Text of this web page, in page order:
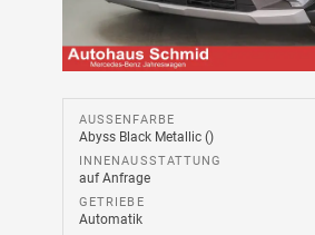
AUSSENFARBE
Abyss Black Metallic ()
INNENAUSSTATTUNG
auf Anfrage
GETRIEBE
Automatik